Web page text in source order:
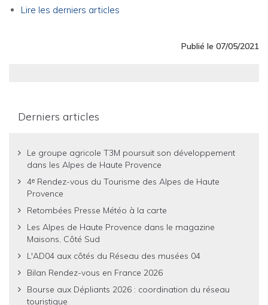
Lire les derniers articles
Publié le 07/05/2021
Derniers articles
Le groupe agricole T3M poursuit son développement
dans les Alpes de Haute Provence
4ᵉ Rendez-vous du Tourisme des Alpes de Haute
Provence
Retombées Presse Météo à la carte
Les Alpes de Haute Provence dans le magazine
Maisons, Côté Sud
L'AD04 aux côtés du Réseau des musées 04
Bilan Rendez-vous en France 2026
Bourse aux Dépliants 2026 : coordination du réseau
touristique